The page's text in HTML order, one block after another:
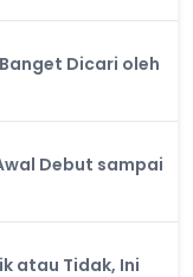
Banget Dicari oleh
Debut sampai
atau Tidak, Ini